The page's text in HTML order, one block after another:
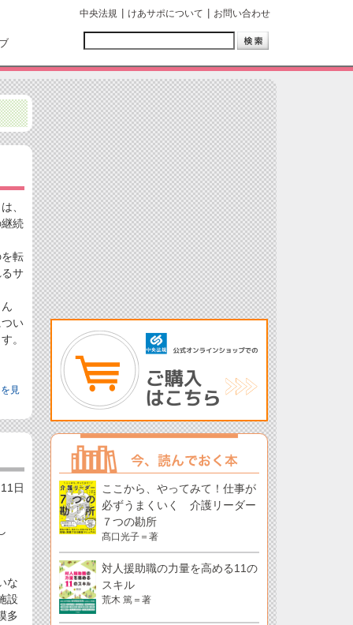
中央法規 けあサポについて お問い合わせ
、
続
転
サ
い
。
見
日
な
設
多
ここから、やってみて！仕事が
必ずうまくいく 介護リーダー
７つの勘所
髙口光子＝著
対人援助職の力量を高める11の
スキル
荒木 篤＝著